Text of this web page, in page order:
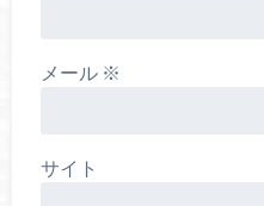
メール ※
サイト